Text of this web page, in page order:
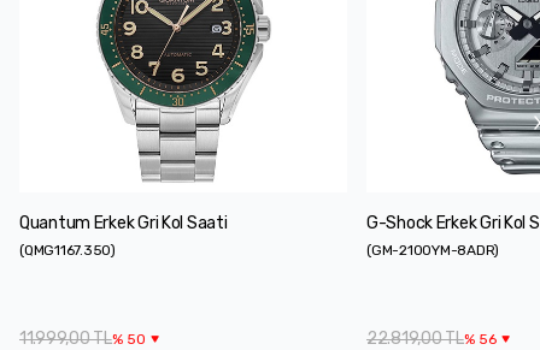
Quantum Erkek Gri Kol Saati
(QMG1167.350)
11.999,00 TL% 50
G-Shock Erkek Gri Kol
(GM-2100YM-8ADR)
22.819,00 TL% 56